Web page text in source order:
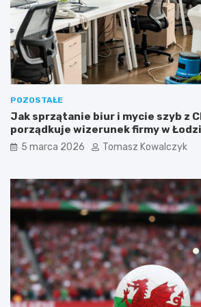
s
a
l
u
b
o
t
a
)
POZOSTAŁE
Jak sprzątanie biur i mycie szyb z
porządkuje wizerunek firmy w
5 marca 2026 Tomasz Kowalczyk